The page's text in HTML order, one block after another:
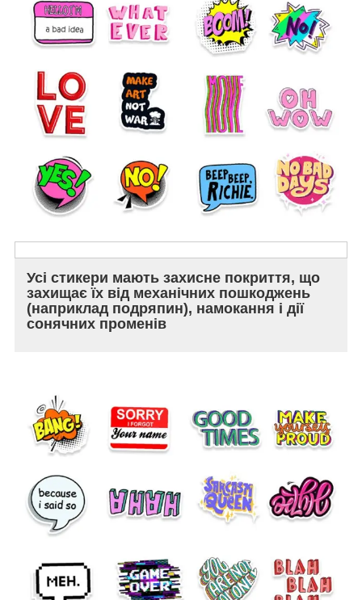
Усі стикери мають захисне покриття, що
захищає їх від механічних пошкоджень
(наприклад подряпин), намокання і дії
сонячних променів